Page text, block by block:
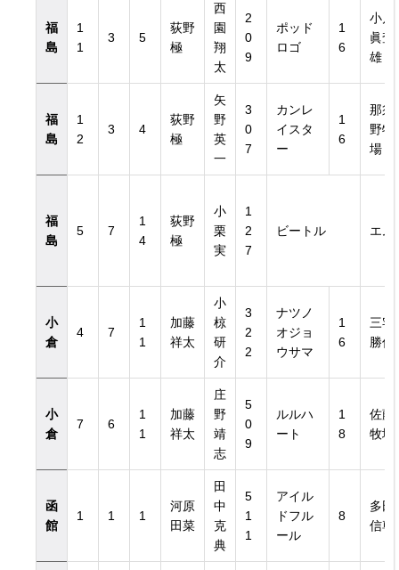
福
島
1
1
3 5
荻野
極
西
園
翔
太
2
0
9
ポッド
ロゴ
1
6
小川
眞査
雄
福
島
1
2
3 4
荻野
極
矢
野
英
一
3
0
7
カンレ
イスタ
ー
1
6
那須
野牧
場
福
島
5 7
1
4
荻野
極
小
栗
実
1
2
7
ビートル エム
小
倉
4 7
1
1
加藤
祥太
小
椋
研
介
3
2
2
ナツノ
オジョ
ウサマ
1
6
三宅
勝俊
小
倉
7 6
1
1
加藤
祥太
庄
野
靖
志
5
0
9
ルルハ
ート
1
8
佐藤
牧場
函
館
1 1 1
河原
田菜
田
中
克
典
5
1
1
アイル
ドフル
ール
8
多田
信尊